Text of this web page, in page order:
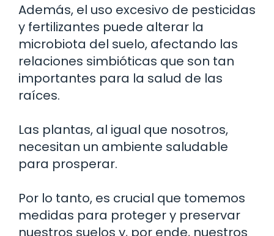
Además, el uso excesivo de pesticidas
y fertilizantes puede alterar la
microbiota del suelo, afectando las
relaciones simbióticas que son tan
importantes para la salud de las
raíces.
Las plantas, al igual que nosotros,
necesitan un ambiente saludable
para prosperar.
Por lo tanto, es crucial que tomemos
medidas para proteger y preservar
nuestros suelos y, por ende, nuestros